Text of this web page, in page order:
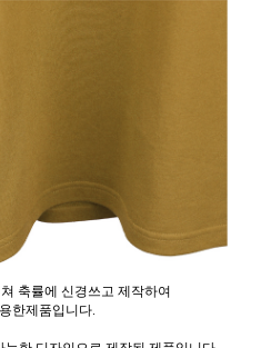
축률에 신경쓰고 제작하여
한제품입니다.